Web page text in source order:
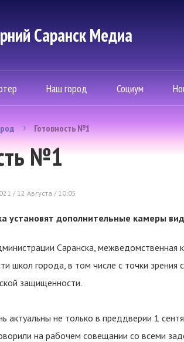
Саранск Mедиа
Наш город Социум
Готовность №1
№1
/ 12 Августа / 10:05
установят дополнительные камеры
Саранска, межведомственная
школ города, в том числе с точки
защищенности.
актуальны не только в преддверии 1
на рабочем совещании со всеми